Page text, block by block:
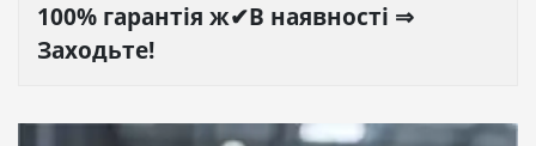
100% гарантія ж✔В наявності ⇒
Заходьте!